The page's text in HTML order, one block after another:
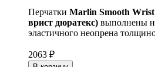
Перчатки Marlin Smooth
врист дюратекс) выполнены
эластичного неопрена
2063 ₽